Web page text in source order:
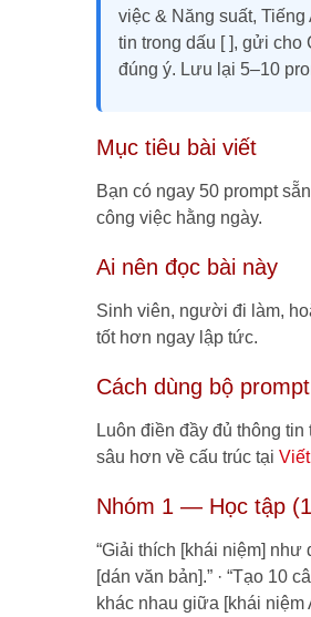
việc & Năng suất,
tin trong dấu [ ], gửi cho
đúng ý. Lưu lại 5–10
Mục tiêu bài viết
Bạn có ngay 50 prompt
công việc hằng ngày.
Ai nên đọc bài này
Sinh viên, người đi làm,
tốt hơn ngay lập tức.
Cách dùng bộ
Luôn điền đầy đủ thông
sâu hơn về cấu trúc tại
Nhóm 1 — Học tập
“Giải thích [khái niệm] như
[dán văn bản].” · “Tạo 10
khác nhau giữa [khái niệm